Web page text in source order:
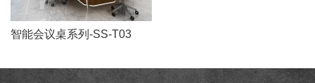
智能会议桌系列-SS-T03